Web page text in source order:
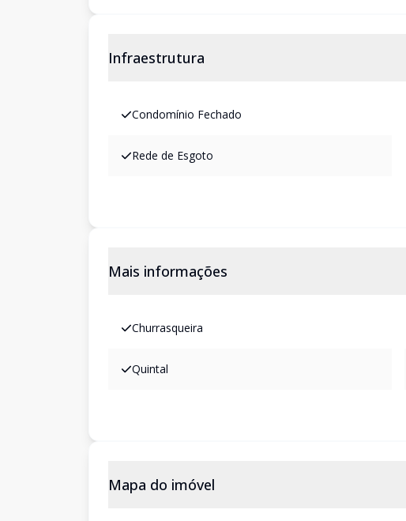
Infraestrutura
Condomínio Fechado
Rede de Esgoto
Mais informações
Churrasqueira
Quintal
Mapa do imóvel